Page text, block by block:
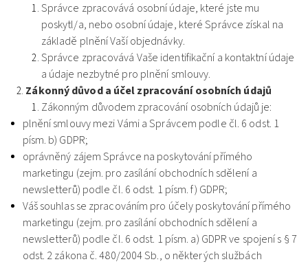
Správce zpracovává osobní údaje, které jste mu
poskytl/a, nebo osobní údaje, které Správce získal na
základě plnění Vaší objednávky.
Správce zpracovává Vaše identifikační a kontaktní údaje
a údaje nezbytné pro plnění smlouvy.
Zákonný důvod a účel zpracování osobních údajů
Zákonným důvodem zpracování osobních údajů je:
plnění smlouvy mezi Vámi a Správcem podle čl. 6 odst. 1
písm. b) GDPR;
oprávněný zájem Správce na poskytování přímého
marketingu (zejm. pro zasílání obchodních sdělení a
newsletterů) podle čl. 6 odst. 1 písm. f) GDPR;
Váš souhlas se zpracováním pro účely poskytování přímého
marketingu (zejm. pro zasílání obchodních sdělení a
newsletterů) podle čl. 6 odst. 1 písm. a) GDPR ve spojení s § 7
odst. 2 zákona č. 480/2004 Sb., o některých službách